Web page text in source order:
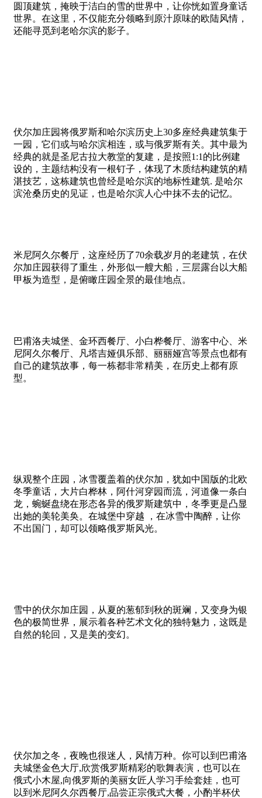
圆顶建筑，掩映于洁白的雪的世界中，让你恍如置身童话
世界。在这里，不仅能充分领略到原汁原味的欧陆风情，
还能寻觅到老哈尔滨的影子。
伏尔加庄园将俄罗斯和哈尔滨历史上30多座经典建筑集于
一园，它们或与哈尔滨相连，或与俄罗斯有关。其中最为
经典的就是圣尼古拉大教堂的复建，是按照1:1的比例建
设的，主题结构没有一根钉子，体现了木质结构建筑的精
湛技艺，这栋建筑也曾经是哈尔滨的地标性建筑. 是哈尔
滨沧桑历史的见证，也是哈尔滨人心中抹不去的记忆。
米尼阿久尔餐厅，这座经历了70余载岁月的老建筑，在伏
尔加庄园获得了重生，外形似一艘大船，三层露台以大船
甲板为造型，是俯瞰庄园全景的最佳地点。
巴甫洛夫城堡、金环西餐厅、小白桦餐厅、游客中心、米
尼阿久尔餐厅、凡塔吉娅俱乐部、丽丽娅宫等景点也都有
自己的建筑故事，每一栋都非常精美，在历史上都有原
型。
纵观整个庄园，冰雪覆盖着的伏尔加，犹如中国版的北欧
冬季童话，大片白桦林，阿什河穿园而流，河道像一条白
龙，蜿蜒盘绕在形态各异的俄罗斯建筑中，冬季更是凸显
出她的美轮美奂。在城堡中穿越 ，在冰雪中陶醉，让你
不出国门，却可以领略俄罗斯风光。
雪中的伏尔加庄园，从夏的葱郁到秋的斑斓，又变身为银
色的极简世界，展示着各种艺术文化的独特魅力，这既是
自然的轮回，又是美的变幻。
伏尔加之冬，夜晚也很迷人，风情万种。你可以到巴甫洛
夫城堡金色大厅,欣赏俄罗斯精彩的歌舞表演，也可以在
俄式小木屋,向俄罗斯的美丽女匠人学习手绘套娃，也可
以到米尼阿久尔西餐厅,品尝正宗俄式大餐，小酌半杯伏